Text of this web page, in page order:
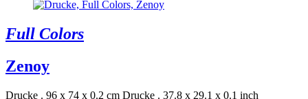
Full Colors
Zenoy
Drucke . 96 x 74 x 0.2 cm Drucke . 37.8 x 29.1 x 0.1 inch